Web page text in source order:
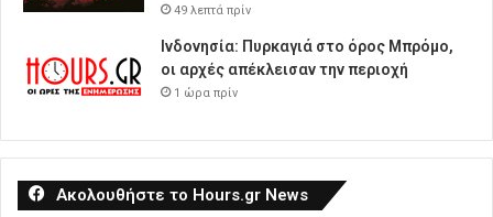
49 λεπτά πρίν
Ινδονησία: Πυρκαγιά στο όρος Μπρόμο,
οι αρχές απέκλεισαν την περιοχή
1 ώρα πρίν
Ακολουθήστε το Hours.gr News